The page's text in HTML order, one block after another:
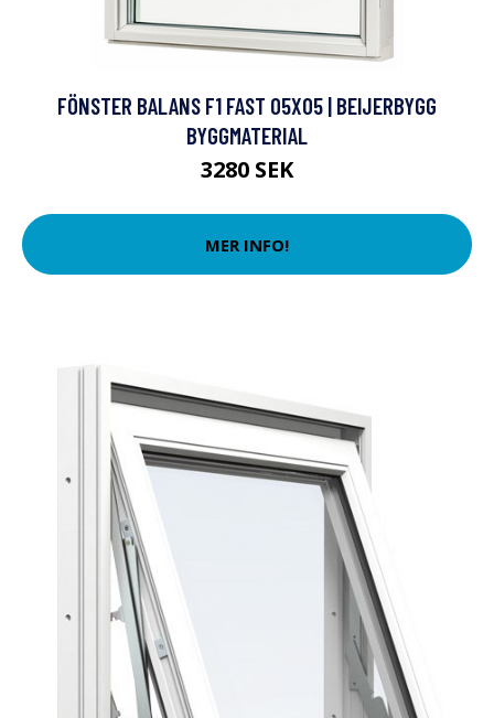
FÖNSTER BALANS F1 FAST 05X05 | BEIJERBYGG
BYGGMATERIAL
3280 SEK
MER INFO!